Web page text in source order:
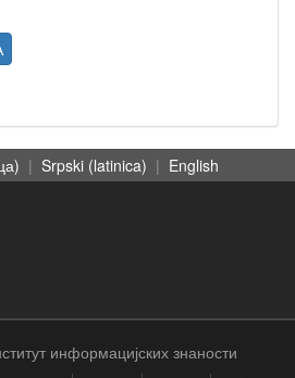
| Srpski (latinica) | English
информацијских знаности